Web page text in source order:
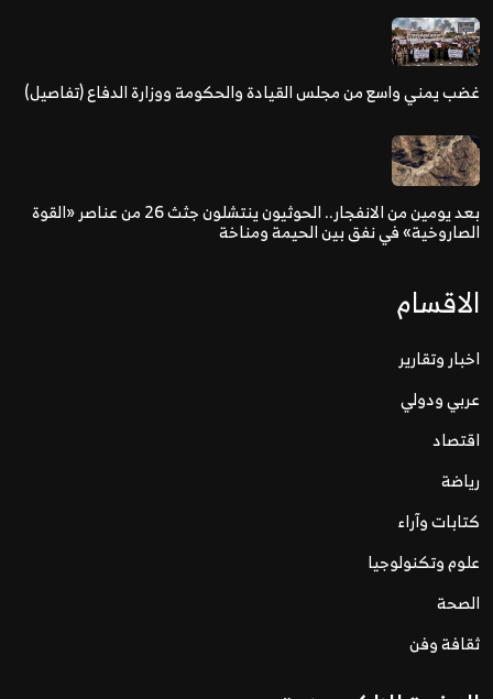
غضب يمني واسع من مجلس القيادة والحكومة ووزارة الدفاع (تفاصيل)
بعد يومين من الانفجار.. الحوثيون ينتشلون جثث 26 من عناصر «القوة
الصاروخية» في نفق بين الحيمة ومناخة
الاقسام
اخبار وتقارير
عربي ودولي
اقتصاد
رياضة
كتابات وآراء
علوم وتكنولوجيا
الصحة
ثقافة وفن